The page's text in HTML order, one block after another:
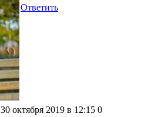
Ответить
30 октября 2019 в 12:15 0